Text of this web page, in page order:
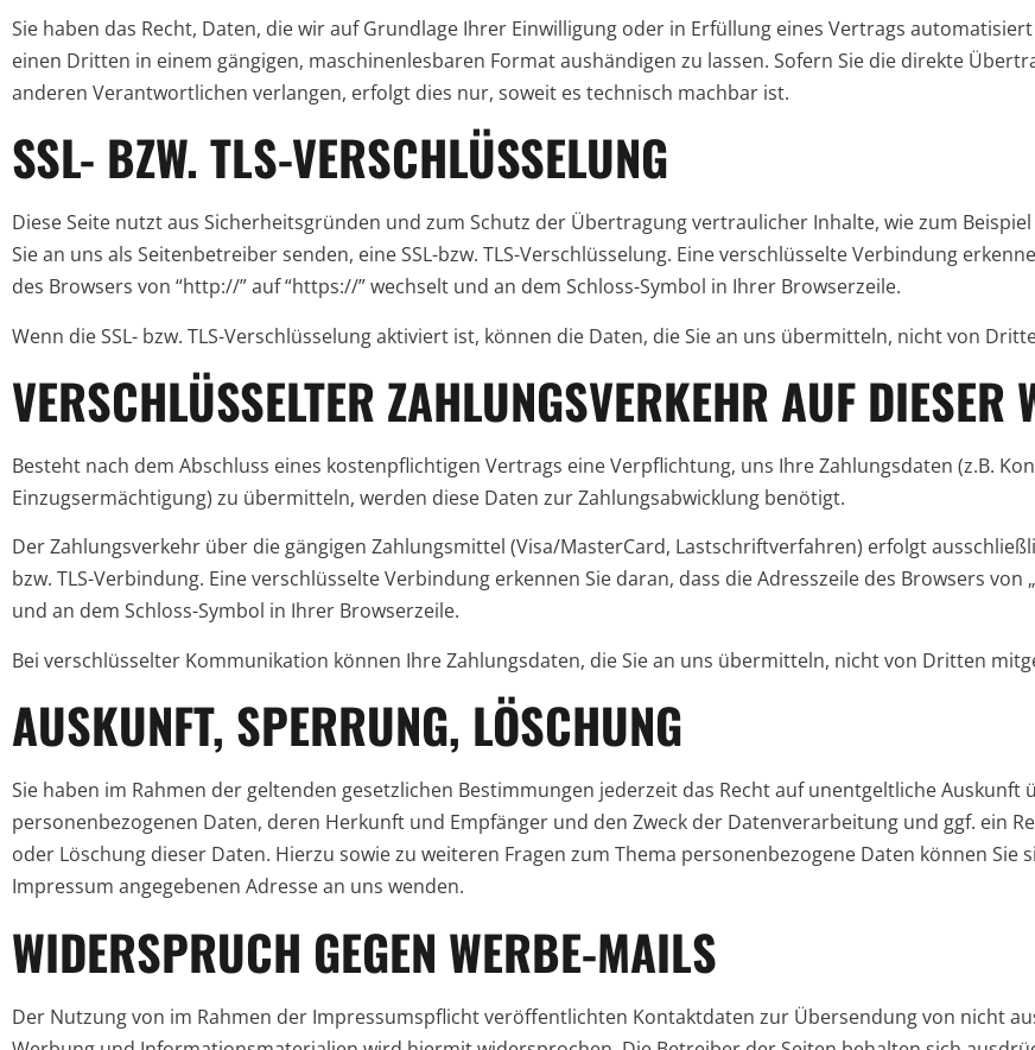
Sie haben das Recht, Daten, die wir auf Grundlage Ihrer Einwilligung oder in Erfüllung eines Vertrags
einen Dritten in einem gängigen, maschinenlesbaren Format aushändigen zu lassen. Sofern Sie die direkte
anderen Verantwortlichen verlangen, erfolgt dies nur, soweit es technisch machbar ist.
SSL- BZW. TLS-VERSCHLÜSSELUNG
Diese Seite nutzt aus Sicherheitsgründen und zum Schutz der Übertragung vertraulicher Inhalte, wie zum
Sie an uns als Seitenbetreiber senden, eine SSL-bzw. TLS-Verschlüsselung. Eine verschlüsselte Verbindung
des Browsers von “http://” auf “https://” wechselt und an dem Schloss-Symbol in Ihrer Browserzeile.
Wenn die SSL- bzw. TLS-Verschlüsselung aktiviert ist, können die Daten, die Sie an uns übermitteln, nicht von
VERSCHLÜSSELTER ZAHLUNGSVERKEHR AUF DIESER
Besteht nach dem Abschluss eines kostenpflichtigen Vertrags eine Verpflichtung, uns Ihre Zahlungsdaten (z.B.
Einzugsermächtigung) zu übermitteln, werden diese Daten zur Zahlungsabwicklung benötigt.
Der Zahlungsverkehr über die gängigen Zahlungsmittel (Visa/MasterCard, Lastschriftverfahren) erfolgt
bzw. TLS-Verbindung. Eine verschlüsselte Verbindung erkennen Sie daran, dass die Adresszeile des Browsers
und an dem Schloss-Symbol in Ihrer Browserzeile.
Bei verschlüsselter Kommunikation können Ihre Zahlungsdaten, die Sie an uns übermitteln, nicht von Dritten
AUSKUNFT, SPERRUNG, LÖSCHUNG
Sie haben im Rahmen der geltenden gesetzlichen Bestimmungen jederzeit das Recht auf unentgeltliche Auskunft
personenbezogenen Daten, deren Herkunft und Empfänger und den Zweck der Datenverarbeitung und ggf. ein
oder Löschung dieser Daten. Hierzu sowie zu weiteren Fragen zum Thema personenbezogene Daten können Sie
Impressum angegebenen Adresse an uns wenden.
WIDERSPRUCH GEGEN WERBE-MAILS
Der Nutzung von im Rahmen der Impressumspflicht veröffentlichten Kontaktdaten zur Übersendung von nicht